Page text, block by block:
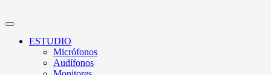
ESTUDIO
Micrófonos
Audífonos